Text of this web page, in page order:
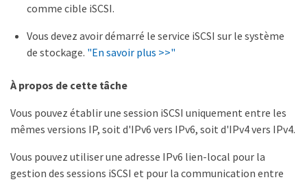
comme cible iSCSI.
Vous devez avoir démarré le service iSCSI sur le système
de stockage. "En savoir plus >>"
À propos de cette tâche
Vous pouvez établir une session iSCSI uniquement entre les
mêmes versions IP, soit d'IPv6 vers IPv6, soit d'IPv4 vers IPv4.
Vous pouvez utiliser une adresse IPv6 lien-local pour la
gestion des sessions iSCSI et pour la communication entre